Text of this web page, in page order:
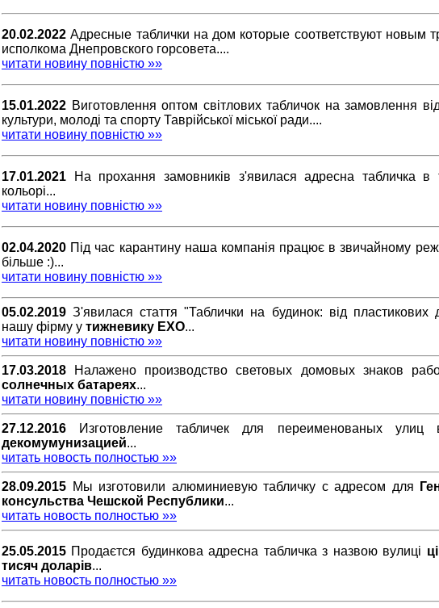
20.02.2022Адресные таблички на дом которые соответствуют новым
исполкома Днепровского горсовета....
читати новину повністю »»
15.01.2022 Виготовлення оптом світлових табличок на замовлення
культури, молоді та спорту Таврійської міської ради....
читати новину повністю »»
17.01.2021
На прохання замовників з'явилася адресна табличка в
кольорі...
читати новину повністю »»
02.04.2020 Під час карантину наша компанія працює в звичайному
більше :)...
читати новину повністю »»
05.02.2019З'явилася стаття "Таблички на будинок: від
нашу фірму у тижневику EXO...
читати новину повністю »»
17.03.2018
Налажено производство световых домовых знаков
солнечных батареях...
читати новину повністю »»
27.12.2016
Изготовление табличек для переименованых
декомумунизацией...
читать новость полностью »»
28.09.2015 Мы изготовили алюминиевую табличку с адресом для
консульства Чешской Республики...
читать новость полностью »»
25.05.2015 Продаєтся будинкова адресна табличка з назвою вулиці
тисяч доларів...
читать новость полностью »»